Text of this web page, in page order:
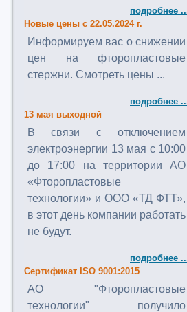
подробнее
Новые цены с 22.05.2024 г.
Информируем вас о снижении
цен на фторопластовые
стержни. Смотреть цены ...
подробнее
13 мая выходной
В связи с отключением
электроэнергии 13 мая с 10:00
до 17:00 на территории АО
«Фторопластовые
технологии» и ООО «ТД ФТТ»,
в этот день компании работать
не будут.
подробнее
Сертификат ISO 9001:2015
АО "Фторопластовые
технологии" получило